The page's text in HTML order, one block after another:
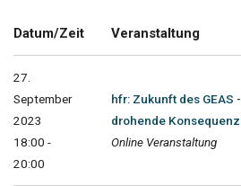
Datum/Zeit Veranstaltung
27.
September
2023
18:00 -
20:00
hfr: Zukunft des GEAS
drohende
Online Veranstaltung